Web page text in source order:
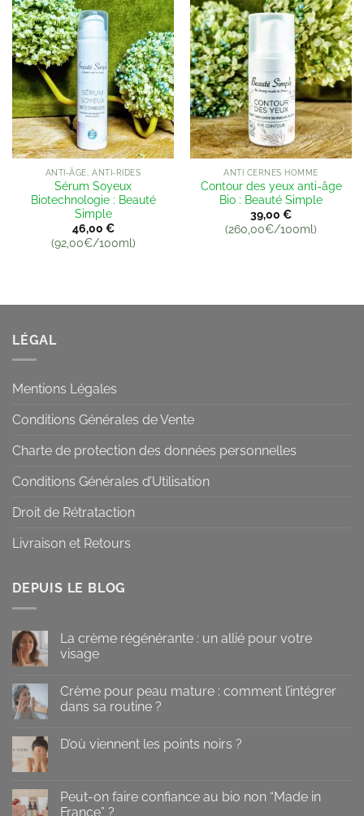
ANTI-ÂGE, ANTI-RIDES
Sérum Soyeux
Biotechnologie : Beauté
Simple
46,00 €
(92,00€/100ml)
ANTI CERNES HOMME
Contour des yeux anti-âge
Bio : Beauté Simple
39,00 €
(260,00€/100ml)
LÉGAL
Mentions Légales
Conditions Générales de Vente
Charte de protection des données personnelles
Conditions Générales d’Utilisation
Droit de Rétrataction
Livraison et Retours
DEPUIS LE BLOG
La crème régénérante : un allié pour votre
visage
sur
La
crème
un
Crème pour peau mature : comment l’intégrer
dans sa routine ?
sur
comment
D’où viennent les points noirs ?
D’où
viennent
les
Peut-on faire confiance au bio non “Made in
France” ?